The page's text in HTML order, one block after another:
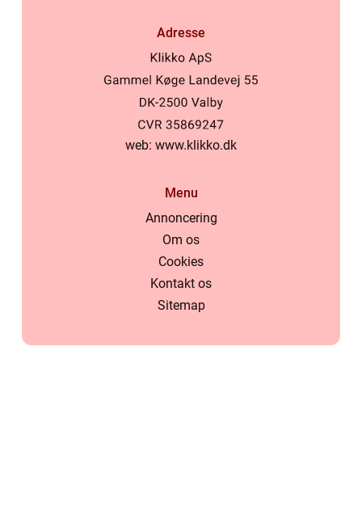
Adresse
web: www.klikko.dk
Menu
Annoncering
Om os
Cookies
Kontakt os
Sitemap